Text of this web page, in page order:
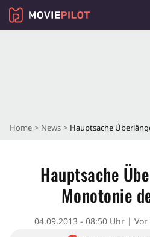
Home News
Hauptsache
Monotonie
04.09.2013 - 08:50 Uhr